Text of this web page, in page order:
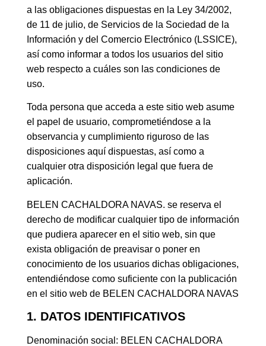
a las obligaciones dispuestas en la Ley 34/2002,
de 11 de julio, de Servicios de la Sociedad de la
Información y del Comercio Electrónico (LSSICE),
así como informar a todos los usuarios del sitio
web respecto a cuáles son las condiciones de
uso.
Toda persona que acceda a este sitio web asume
el papel de usuario, comprometiéndose a la
observancia y cumplimiento riguroso de las
disposiciones aquí dispuestas, así como a
cualquier otra disposición legal que fuera de
aplicación.
BELEN CACHALDORA NAVAS. se reserva el
derecho de modificar cualquier tipo de información
que pudiera aparecer en el sitio web, sin que
exista obligación de preavisar o poner en
conocimiento de los usuarios dichas obligaciones,
entendiéndose como suficiente con la publicación
en el sitio web de BELEN CACHALDORA NAVAS
1. DATOS IDENTIFICATIVOS
Denominación social: BELEN CACHALDORA